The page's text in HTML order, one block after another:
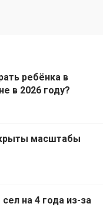
ребёнка в
в 2026 году?
масштабы
на 4 года из-за